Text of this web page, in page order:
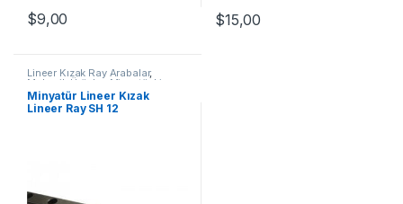
$9,00 $15,00
Lineer Kızak Ray Arabalar,
Mekanik Ürünler Minyatür Lineer
Kızak Lineer Ray SH Serisi
Minyatür Lineer Kızak
Lineer Ray SH 12